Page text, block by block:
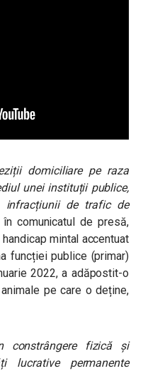
domiciliare pe raza
unei instituții publice,
infracțiunii de trafic de
comunicatul de presă,
mintal accentuat
funcției publice (primar)
2022, a adăpostit-o
pe care o deține,
constrângere fizică și
lucrative permanente